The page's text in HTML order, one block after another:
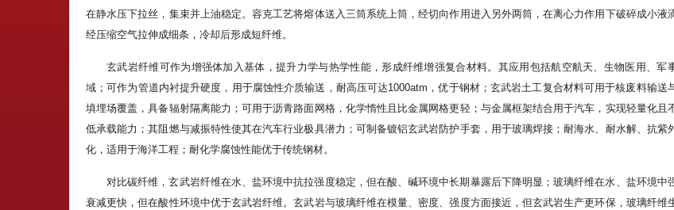
在静水压下拉丝，集束并上油稳定。容克工艺将熔体送入三筒系统上筒，经切向作用进入另外两筒，在离心力作用下破碎成小液
经压缩空气拉伸成细条，冷却后形成短纤维。
玄武岩纤维可作为增强体加入基体，提升力学与热学性能，形成纤维增强复合材料。其应用包括航空航天、生物医用、军
域；可作为管道内衬提升硬度，用于腐蚀性介质输送，耐高压可达1000atm，优于钢材；玄武岩土工复合材料可用于核废料输送
填埋场覆盖，具备辐射隔离能力；可用于沥青路面网格，化学惰性且比金属网格更轻；与金属框架结合用于汽车，实现轻量化且
低承载能力；其阻燃与减振特性使其在汽车行业极具潜力；可制备镀铝玄武岩防护手套，用于玻璃焊接；耐海水、耐水解、抗紫
化，适用于海洋工程；耐化学腐蚀性能优于传统钢材。
对比碳纤维，玄武岩纤维在水、盐环境中抗拉强度稳定，但在酸、碱环境中长期暴露后下降明显；玻璃纤维在水、盐环境中
衰减更快，但在酸性环境中优于玄武岩纤维。玄武岩与玻璃纤维在模量、密度、强度方面接近，但玄武岩生产更环保，玻璃纤维